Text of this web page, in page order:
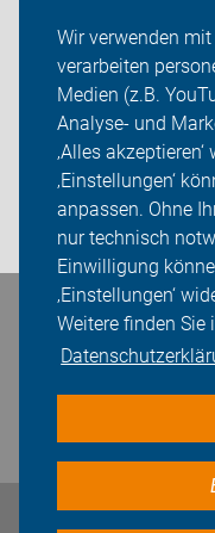
Wir verwenden
verarbeiten
Medien (z.B.
Analyse- und
‚Alles
‚Einstellungen‘
anpassen. Ohne
nur technisch
Einwilligung
‚Einstellungen‘
Weitere finden Sie
Über uns
Mitgliedschaft
Fachwissen
Presse
Login
Bleiben Sie in Kontakt